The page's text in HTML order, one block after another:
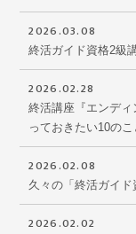
2026.03.08
終活ガイド資格2級
2026.02.28
終活講座『エンデ
っておきたい10のこ
2026.02.08
久々の「終活ガイド
2026.02.02